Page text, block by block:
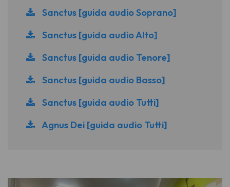
Sanctus [guida audio Soprano]
Sanctus [guida audio Alto]
Sanctus [guida audio Tenore]
Sanctus [guida audio Basso]
Sanctus [guida audio Tutti]
Agnus Dei [guida audio Tutti]